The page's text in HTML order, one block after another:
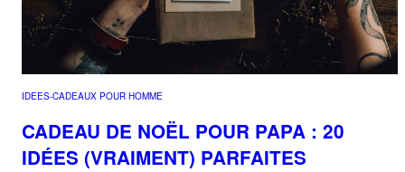
IDEES-CADEAUX POUR HOMME
CADEAU DE NOËL POUR PAPA : 20
IDÉES (VRAIMENT) PARFAITES